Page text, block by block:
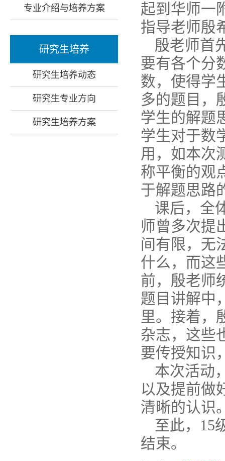
专业介绍与培养方案
研究生培养
研究生培养动态
研究生专业方向
研究生培养方案
起到华师一
指导老师殷
殷老师首
要有各个分
数，使得学
多的题目，
学生的解题
学生对于数
用，如本次
称平衡的观
于解题思路
课后，全
师曾多次提
间有限，无
什么，而这
前，殷老师
题目讲解中
里。接着，
杂志，这些
要传授知识
本次活动
以及提前做
清晰的认识
至此，15
结束。